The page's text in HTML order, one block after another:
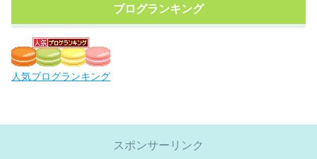
ブログランキング
人気ブログランキング
スポンサーリンク